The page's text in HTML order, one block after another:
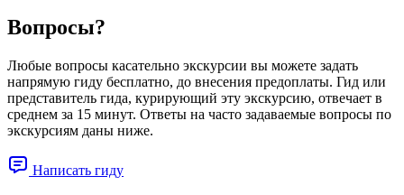
Вопросы?
Любые вопросы касательно экскурсии вы можете задать
напрямую гиду бесплатно, до внесения предоплаты. Гид или
представитель гида, курирующий эту экскурсию, отвечает в
среднем за 15 минут. Ответы на часто задаваемые вопросы по
экскурсиям даны ниже.
Написать гиду